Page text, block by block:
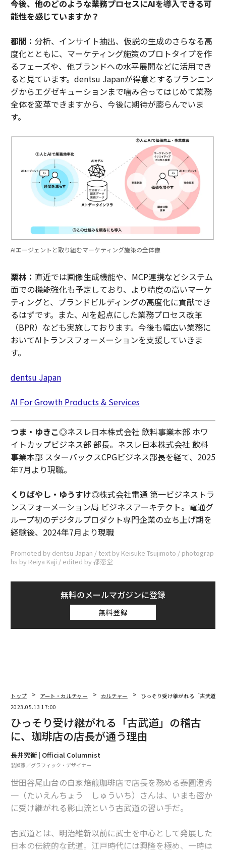
――今後、他のどのような業務プロセスにAIを導入できる可
能性を感じていますか？
都間： 分析、インサイト抽出、仮説の生成のさらなる高
度化とともに、マーケティング施策のプロトタイプを作
るフェーズや、他ブランドへの水平展開などに活用でき
ると見ています。dentsu Japanが得意とするプランニン
グからエグゼキューションまで噛み合ってはじめて業務
全体を変革できますから、今後に期待が膨らんでいま
す。
AIエージェントと取り組むマーケティング施策の全体像
栗林： 直近では画像生成機能や、MCP連携などシステム
面での機能強化も予定しており、より精度の高いマーケ
ティングと、ブランドビルディングの高度化に貢献でき
るはずです。また、AIを起点にした業務プロセス改革
（BPR）なども実施しております。今後も幅広い業務に
おいてAIトランスフォーメーションを支援していきま
す。
dentsu Japan
AI For Growth Products & Services
つま・ゆきこ◎ネスレ日本株式会社 飲料事業本部 ホワ
イトカップビジネス部 部長。ネスレ日本株式会社 飲料
事業本部 スターバックスCPGビジネス部長を経て、2025
年7月より現職。
くりばやし・ゆうすけ◎株式会社電通 第一ビジネストラ
ンスフォーメーション局 ビジネスアーキテクト。電通グ
ループ初のデジタルプロダクト専門企業の立ち上げ期を
経験後、2024年7月より現職
Promoted by dentsu Japan / text by Keisuke Tsujimoto / photograp
hs by Reiya Kaji / edited by 都恋堂
無料のメールマガジンに登録
無料登録
トップ アート・カルチャー カルチャー
ひっそり受け継がれる「古武道」
2023.05.13 17:00
ひっそり受け継がれる「古武道」の稽古
に、珈琲店の店長が通う理由
長井究衡 | Official Columnist
装幀家／グラフィック・デザイナー
世田谷尾山台の自家焙煎珈琲店で店長を務める泰圓澄秀
一（たいえんちょう しゅういち）さんは、いまも密か
に受け継がれる影山流という古武道の習い手だ。
古武道とは、明治維新以前に武士を中心として発展した
日本の伝統的な武道。江戸時代には興隆を極め、一時は